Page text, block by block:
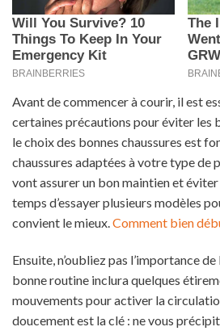
Avant de commencer à courir, il est
certaines précautions pour éviter les
le choix des bonnes chaussures est
chaussures adaptées à votre type de
vont assurer un bon maintien et
temps d’essayer plusieurs modèles
convient le mieux.Comment bien
Ensuite, n’oubliez pas l’importance
bonne routine inclura quelques
mouvements pour activer la
doucement est la clé : ne vous